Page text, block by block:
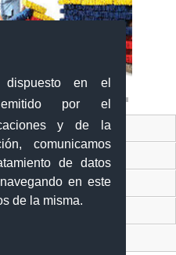
en el
por el
y de la
comunicamos
de datos
en este
de la misma.
Virtual
Comercio Exterior
Abierto